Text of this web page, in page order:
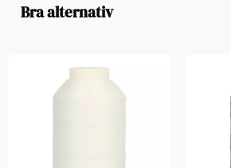
Bra alternativ